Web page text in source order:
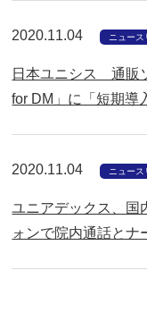
2020.11.04 ニュース
日本ユニシス 通販
for DM」に「短期導
2020.11.04 ニュース
ユニアデックス、国
ォンで院内通話とナ